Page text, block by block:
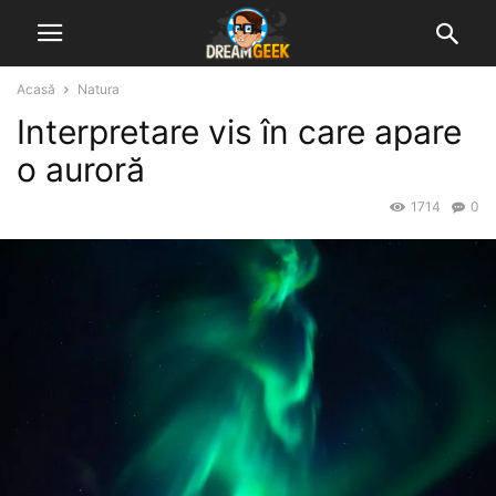
Acasă Natura
Interpretare vis în care apare
o auroră
0
1714